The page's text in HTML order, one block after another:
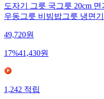
도자기 그릇 국그릇 20cm
우동그릇 비빔밥그릇 냉면기
49,720원
17%41,430원
1,242적립